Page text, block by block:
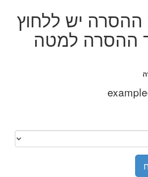
יש ללחוץ
ההסרה למטה